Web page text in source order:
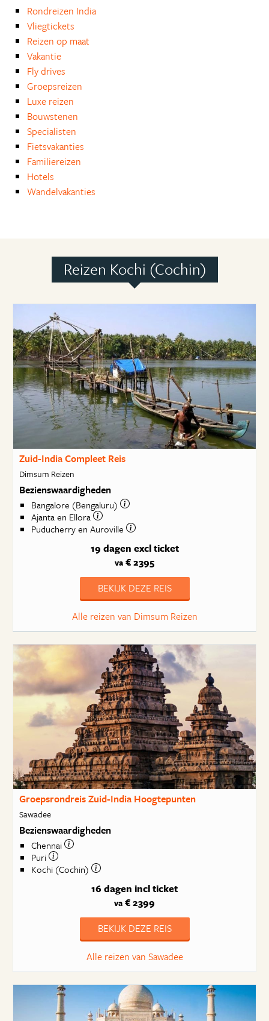
Rondreizen India
Vliegtickets
Reizen op maat
Vakantie
Fly drives
Groepsreizen
Luxe reizen
Bouwstenen
Specialisten
Fietsvakanties
Familiereizen
Hotels
Wandelvakanties
Reizen Kochi (Cochin)
Zuid-India Compleet Reis
Dimsum Reizen
Bezienswaardigheden
Bangalore (Bengaluru)
Ajanta en Ellora
Puducherry en Auroville
19 dagen excl ticket
va € 2395
BEKIJK DEZE REIS
Alle reizen van Dimsum Reizen
Groepsrondreis Zuid-India Hoogtepunten
Sawadee
Bezienswaardigheden
Chennai
Puri
Kochi (Cochin)
16 dagen incl ticket
va € 2399
BEKIJK DEZE REIS
Alle reizen van Sawadee